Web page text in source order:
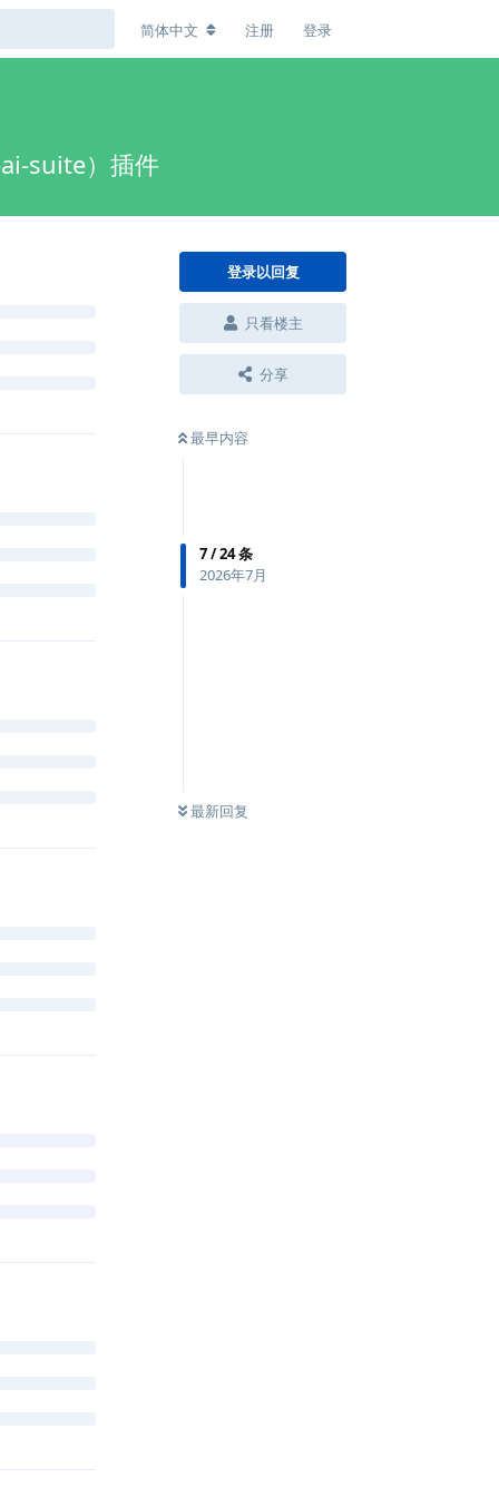
简体中文 注册 登录
suite）插件
登录以回复
只看楼主
分享
最早内容
7/24条
2026年7月
最新回复